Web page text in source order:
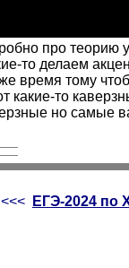
про теорию
то делаем
время тому
какие-то
но самые
<<< ЕГЭ-2024 по